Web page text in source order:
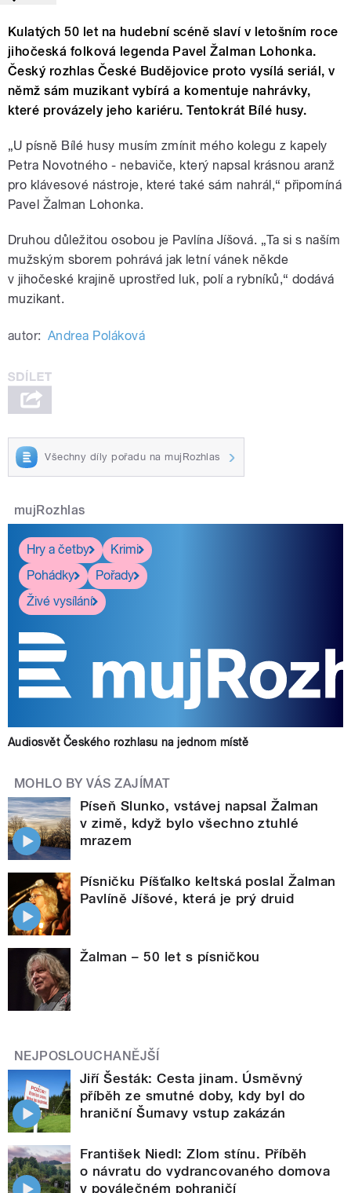
Kulatých 50 let na hudební scéně slaví v letošním roce
jihočeská folková legenda Pavel Žalman Lohonka.
Český rozhlas České Budějovice proto vysílá seriál, v
němž sám muzikant vybírá a komentuje nahrávky,
které provázely jeho kariéru. Tentokrát Bílé husy.
„U písně Bílé husy musím zmínit mého kolegu z kapely
Petra Novotného - nebaviče, který napsal krásnou aranž
pro klávesové nástroje, které také sám nahrál,“ připomíná
Pavel Žalman Lohonka.
Druhou důležitou osobou je Pavlína Jíšová. „Ta si s naším
mužským sborem pohrává jak letní vánek někde
v jihočeské krajině uprostřed luk, polí a rybníků,“ dodává
muzikant.
autor: Andrea Poláková
Všechny díly pořadu na mujRozhlas
mujRozhlas
Hry a četby
Krimi
Pohádky
Pořady
Živé vysílání
Audiosvět Českého rozhlasu na jednom místě
MOHLO BY VÁS ZAJÍMAT
Píseň Slunko, vstávej napsal Žalman
v zimě, když bylo všechno ztuhlé
mrazem
Písničku Píšťalko keltská poslal Žalman
Pavlíně Jíšové, která je prý druid
Žalman – 50 let s písničkou
NEJPOSLOUCHANĚJŠÍ
Jiří Šesták: Cesta jinam. Úsměvný
příběh ze smutné doby, kdy byl do
hraniční Šumavy vstup zakázán
František Niedl: Zlom stínu. Příběh
o návratu do vydrancovaného domova
v poválečném pohraničí